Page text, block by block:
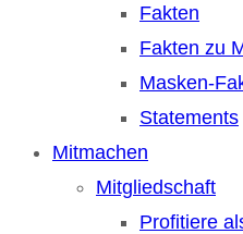
Fakten
Fakten zu
Masken-
Statements
Mitmachen
Mitgliedschaft
Profitiere